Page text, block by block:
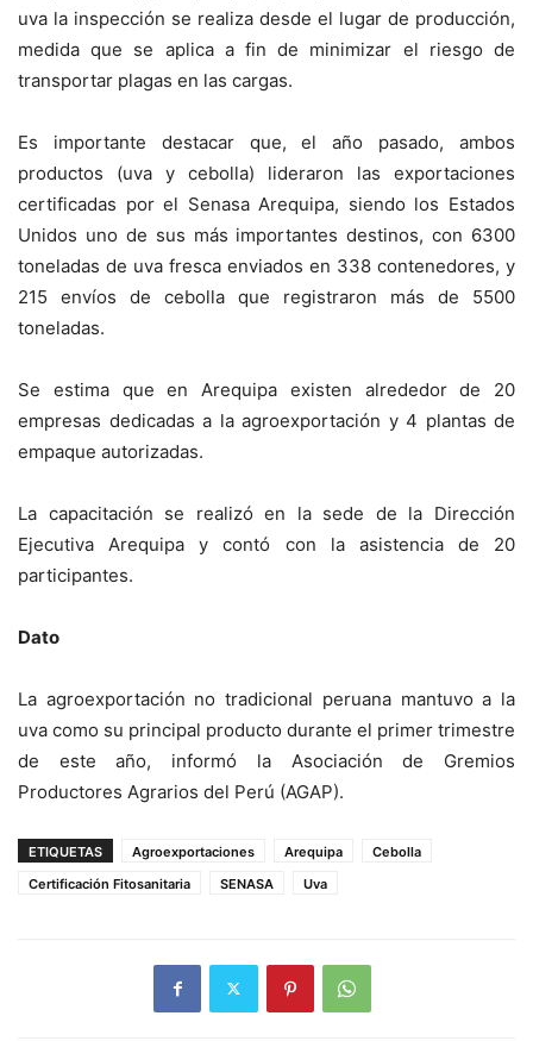
uva la inspección se realiza desde el lugar de producción,
medida que se aplica a fin de minimizar el riesgo de
transportar plagas en las cargas.
Es importante destacar que, el año pasado, ambos
productos (uva y cebolla) lideraron las exportaciones
certificadas por el Senasa Arequipa, siendo los Estados
Unidos uno de sus más importantes destinos, con 6300
toneladas de uva fresca enviados en 338 contenedores, y
215 envíos de cebolla que registraron más de 5500
toneladas.
Se estima que en Arequipa existen alrededor de 20
empresas dedicadas a la agroexportación y 4 plantas de
empaque autorizadas.
La capacitación se realizó en la sede de la Dirección
Ejecutiva Arequipa y contó con la asistencia de 20
participantes.
Dato
La agroexportación no tradicional peruana mantuvo a la
uva como su principal producto durante el primer trimestre
de este año, informó la Asociación de Gremios
Productores Agrarios del Perú (AGAP).
ETIQUETAS Agroexportaciones Arequipa
Cebolla
Certificación Fitosanitaria
SENASA Uva